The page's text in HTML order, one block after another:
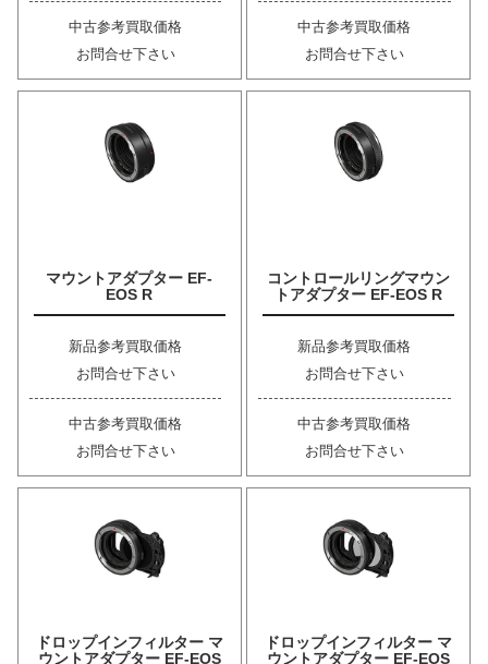
中古参考買取価格
お問合せ下さい
中古参考買取価格
お問合せ下さい
マウントアダプター EF-
EOS R
新品参考買取価格
お問合せ下さい
中古参考買取価格
お問合せ下さい
コントロールリングマウン
トアダプター EF-EOS R
新品参考買取価格
お問合せ下さい
中古参考買取価格
お問合せ下さい
ドロップインフィルター マ
ウントアダプター EF-EOS
ドロップインフィルター マ
ウントアダプター EF-EOS